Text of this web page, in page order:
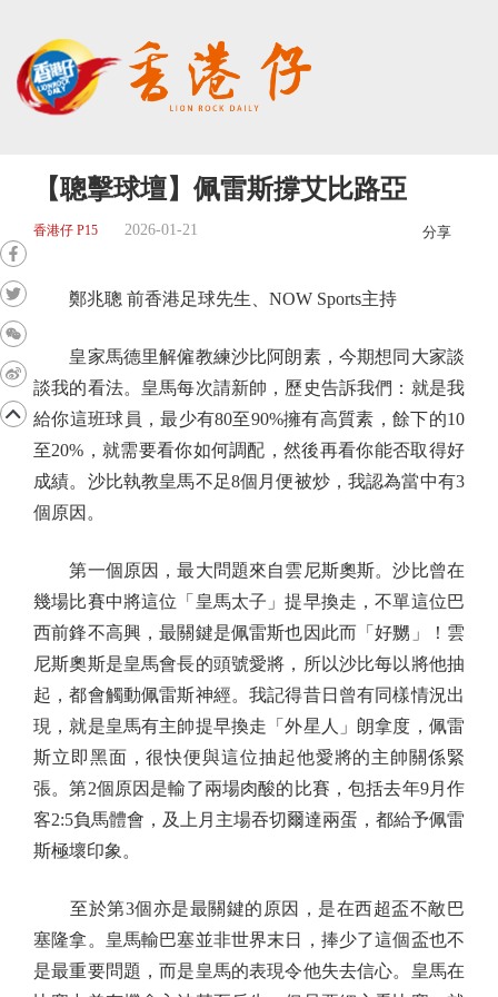
【聰擊球壇】佩雷斯撐艾比路亞
香港仔 P15 2026-01-21 分享
鄭兆聰 前香港足球先生、NOW Sports主持
皇家馬德里解僱教練沙比阿朗素，今期想同大家談
談我的看法。皇馬每次請新帥，歷史告訴我們：就是我
給你這班球員，最少有80至90%擁有高質素，餘下的10
至20%，就需要看你如何調配，然後再看你能否取得好
成績。沙比執教皇馬不足8個月便被炒，我認為當中有3
個原因。
第一個原因，最大問題來自雲尼斯奧斯。沙比曾在
幾場比賽中將這位「皇馬太子」提早換走，不單這位巴
西前鋒不高興，最關鍵是佩雷斯也因此而「好嬲」！雲
尼斯奧斯是皇馬會長的頭號愛將，所以沙比每以將他抽
起，都會觸動佩雷斯神經。我記得昔日曾有同樣情況出
現，就是皇馬有主帥提早換走「外星人」朗拿度，佩雷
斯立即黑面，很快便與這位抽起他愛將的主帥關係緊
張。第2個原因是輸了兩場肉酸的比賽，包括去年9月作
客2:5負馬體會，及上月主場吞切爾達兩蛋，都給予佩雷
斯極壞印象。
至於第3個亦是最關鍵的原因，是在西超盃不敵巴
塞隆拿。皇馬輸巴塞並非世界末日，捧少了這個盃也不
是最重要問題，而是皇馬的表現令他失去信心。皇馬在